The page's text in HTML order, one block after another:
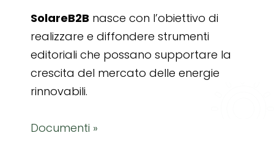
SolareB2B nasce con l’obiettivo di
realizzare e diffondere strumenti
editoriali che possano supportare la
crescita del mercato delle energie
rinnovabili.
Documenti »